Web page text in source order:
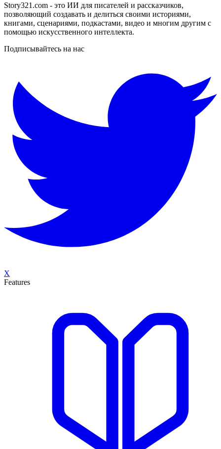
Story321.com - это ИИ для писателей и рассказчиков,
позволяющий создавать и делиться своими историями,
книгами, сценариями, подкастами, видео и многим другим с
помощью искусственного интеллекта.
Подписывайтесь на нас
X
Features